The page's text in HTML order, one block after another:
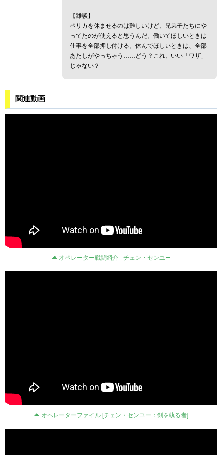
【雑談】
ペリカを休ませるのは難しいけど、兄弟子たちにや
ってたのが使えると思うんだ。働いてほしいときは
仕事を全部押し付ける。休んでほしいときは、全部
あたしがやっちゃう……どう？これ、いい「ワザ」
じゃない？
関連動画
オペレーター戦闘紹介 - チェン・センユー
オペレーターファイル [チェン・センユー：剣を執る者]